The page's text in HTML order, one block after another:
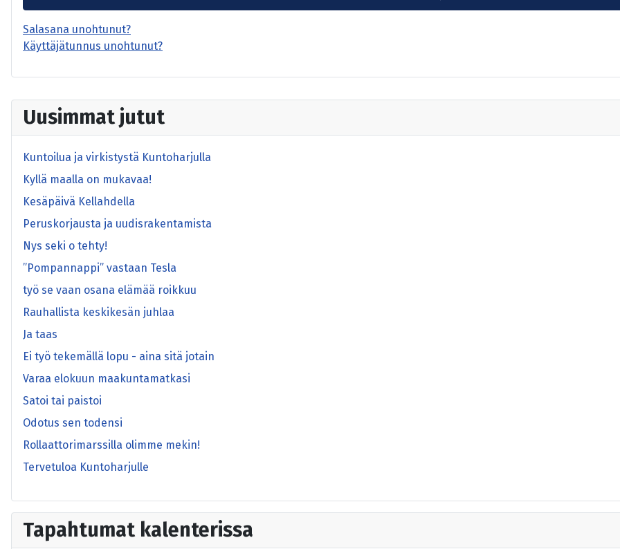
Uusimmat jutut
Kuntoilua ja virkistystä Kuntoharjulla
Kyllä maalla on mukavaa!
Kesäpäivä Kellahdella
Peruskorjausta ja uudisrakentamista
Nys seki o tehty!
”Pompannappi” vastaan Tesla
työ se vaan osana elämää roikkuu
Rauhallista keskikesän juhlaa
Ja taas
Ei työ tekemällä lopu - aina sitä jotain
Varaa elokuun maakuntamatkasi
Satoi tai paistoi
Odotus sen todensi
Rollaattorimarssilla olimme mekin!
Tervetuloa Kuntoharjulle
Tapahtumat kalenterissa
Salasana unohtunut?
Käyttäjätunnus unohtunut?